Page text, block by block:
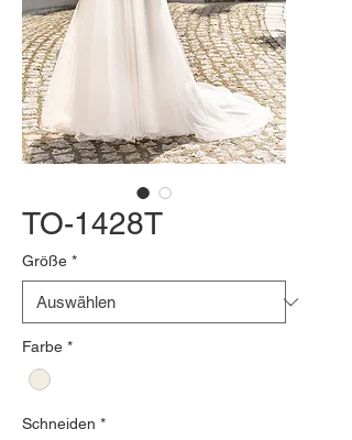
TO-1428T
Größe *
Farbe *
Schneiden *